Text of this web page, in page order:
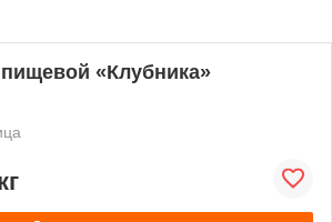
«Клубника»